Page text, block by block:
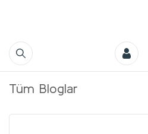
Tüm Bloglar